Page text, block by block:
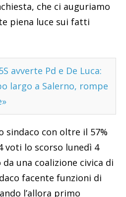
che ci auguriamo
piena luce sui fatti
avverte Pd e De Luca:
largo a Salerno, rompe
sindaco con oltre il 57%
voti lo scorso lunedì 4
una coalizione civica di
facente funzioni di
l’allora primo